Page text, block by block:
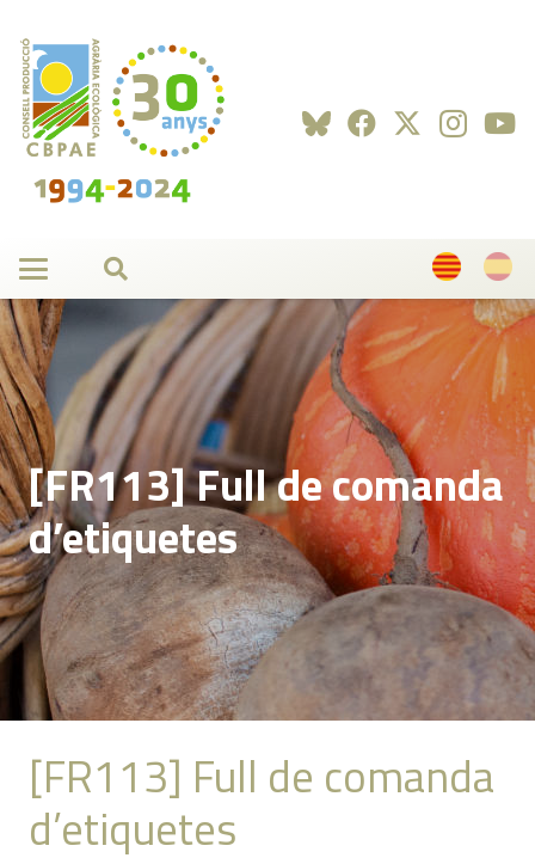
[FR113] Full de comanda
d’etiquetes
[FR113] Full de comanda
d’etiquetes